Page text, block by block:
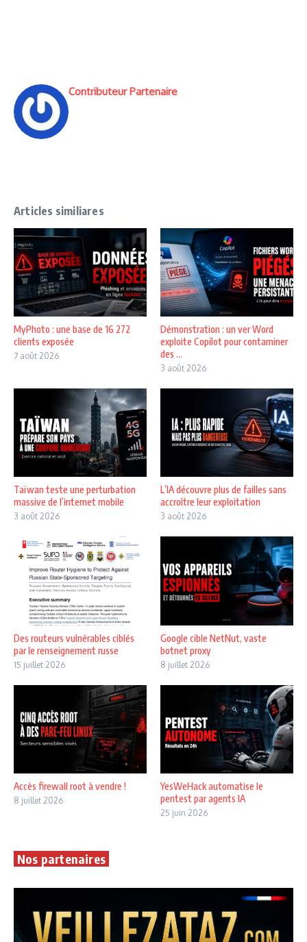
Contributeur Partenaire
Articles similiares
MyPhoto : une base de 16 272
clients exposée
7 août 2026
Démonstration : un ver Word
exploite Copilot pour contaminer
des ...
3 août 2026
Taïwan teste une perturbation
massive de l’internet mobile
3 août 2026
L’IA découvre plus de failles sans
accroître leur exploitation
3 août 2026
Des routeurs vulnérables ciblés
par le renseignement russe
15 juillet 2026
Google cible NetNut, vaste
botnet proxy
8 juillet 2026
Accès firewall root à vendre !
8 juillet 2026
YesWeHack automatise le
pentest par agents IA
25 juin 2026
Nos partenaires